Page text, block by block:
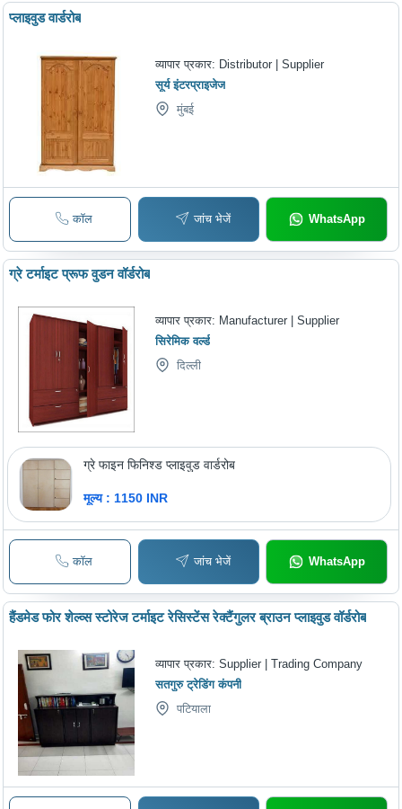
प्लाइवुड वार्डरोब
व्यापार प्रकार: Distributor | Supplier
सूर्य इंटरप्राइजेज
मुंबई
कॉल जांच भेजें WhatsApp
ग्रे टर्माइट प्रूफ वुडन वॉर्डरोब
व्यापार प्रकार: Manufacturer | Supplier
सिरेमिक वर्ल्ड
दिल्ली
ग्रे फाइन फिनिश्ड प्लाइवुड वार्डरोब
मूल्य : 1150 INR
कॉल जांच भेजें WhatsApp
हैंडमेड फोर शेल्व्स स्टोरेज टर्माइट रेसिस्टेंस रेक्टैंगुलर ब्राउन प्लाइवुड वॉर्डरोब
व्यापार प्रकार:Supplier | Trading Company
सतगुरु ट्रेडिंग कंपनी
पटियाला